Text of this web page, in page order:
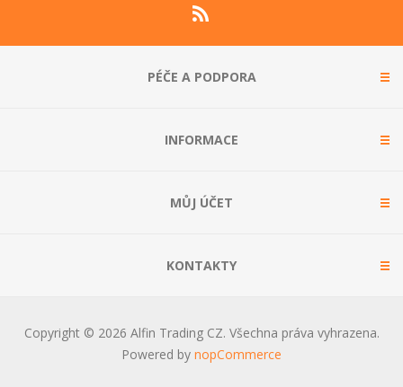
PÉČE A PODPORA
INFORMACE
MŮJ ÚČET
KONTAKTY
Copyright © 2026 Alfin Trading CZ. Všechna práva vyhrazena.
Powered by nopCommerce